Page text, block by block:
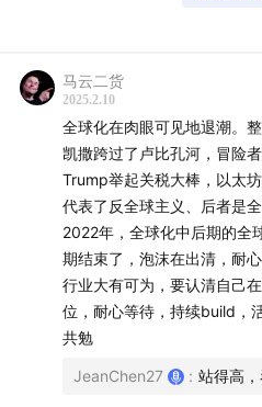
穿越了两个牛熊周期的加密创
「吴说区块链」主编
以「女装大佬」示人？怎么进
心化社交项目
机？当时 Mask 上了全部中心
马云二货
2025.2.10
全球化在肉眼可见地退潮。
凯撒跨过了卢比孔河，冒险
Trump举起关税大棒，以太
代表了反全球主义、后者是
2022年，全球化中后期的全
期结束了，泡沫在出清，耐
行业大有可为，要认清自己
位，耐心等待，持续build，
共勉
JeanChen27 : 站得高